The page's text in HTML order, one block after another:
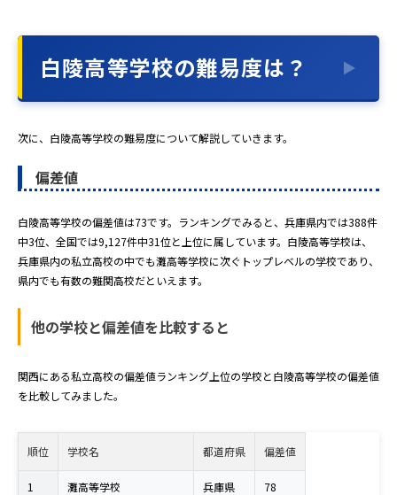
白陵高等学校の難易度は？
次に、白陵高等学校の難易度について解説していきます。
偏差値
白陵高等学校の偏差値は73です。ランキングでみると、兵庫県内では388件
中3位、全国では9,127件中31位と上位に属しています。白陵高等学校は、
兵庫県内の私立高校の中でも灘高等学校に次ぐトップレベルの学校であり、
県内でも有数の難関高校だといえます。
他の学校と偏差値を比較すると
関西にある私立高校の偏差値ランキング上位の学校と白陵高等学校の偏差値
を比較してみました。
順位 学校名 都道府県 偏差値
1 灘高等学校 兵庫県 78